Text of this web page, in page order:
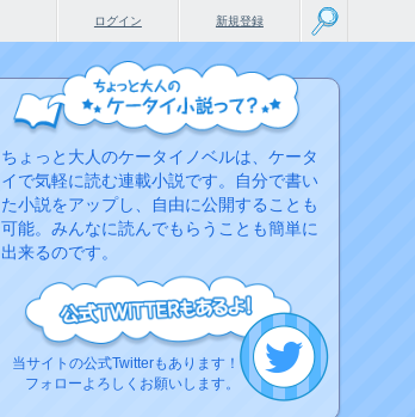
新規登録
ログイン
ちょっと大人のケータイノベルは、ケータ
イで気軽に読む連載小説です。自分で書い
た小説をアップし、自由に公開することも
可能。みんなに読んでもらうことも簡単に
出来るのです。
当サイトの公式Twitterもあります！
フォローよろしくお願いします。